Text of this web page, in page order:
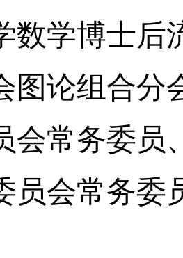
数学博士后
图论组合分
会常务委员
员会常务委